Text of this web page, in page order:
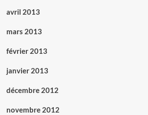
avril 2013
mars 2013
février 2013
janvier 2013
décembre 2012
novembre 2012